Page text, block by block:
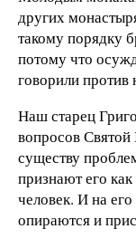
других
такому порядку
потому что
говорили против
Наш старец
вопросов Святой
существу
признают его
человек. И на
опираются и